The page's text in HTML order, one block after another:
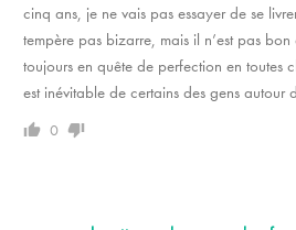
cinq ans, je ne vais pas essayer de se
tempère pas bizarre, mais il n’est pas bon
toujours en quête de perfection en toutes
est inévitable de certains des gens autour
0